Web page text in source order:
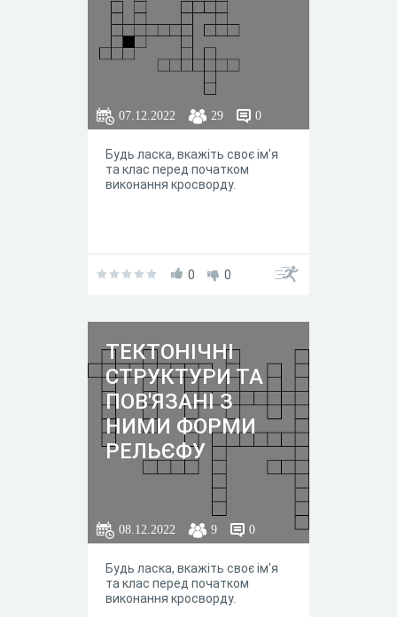
07.12.2022 29 0
Будь ласка, вкажіть своє ім'я
та клас перед початком
виконання кросворду.
0 0
ТЕКТОНІЧНІ
СТРУКТУРИ ТА
ПОВ'ЯЗАНІ З
НИМИ ФОРМИ
РЕЛЬЄФУ
08.12.2022 9 0
Будь ласка, вкажіть своє ім'я
та клас перед початком
виконання кросворду.